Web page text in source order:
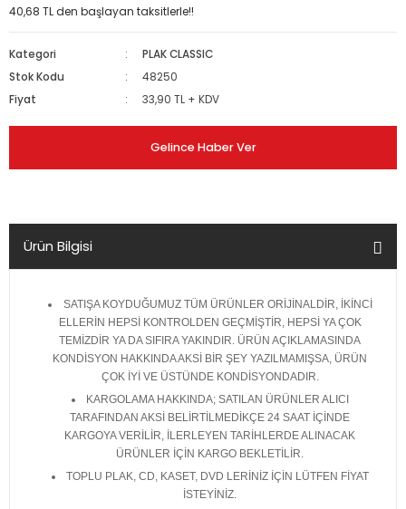
40,68 TL den başlayan taksitlerle!!
Kategori
PLAK CLASSIC
Stok Kodu
48250
Fiyat
33,90 TL + KDV
Gelince Haber Ver
Ürün Bilgisi
SATIŞA KOYDUĞUMUZ TÜM ÜRÜNLER ORİJİNALDİR, İKİNCİ
ELLERİN HEPSİ KONTROLDEN GEÇMİŞTİR, HEPSİ YA ÇOK
TEMİZDİR YA DA SIFIRA YAKINDIR. ÜRÜN AÇIKLAMASINDA
KONDİSYON HAKKINDA AKSİ BİR ŞEY YAZILMAMIŞSA, ÜRÜN
ÇOK İYİ VE ÜSTÜNDE KONDİSYONDADIR.
KARGOLAMA HAKKINDA; SATILAN ÜRÜNLER ALICI
TARAFINDAN AKSİ BELİRTİLMEDİKÇE 24 SAAT İÇİNDE
KARGOYA VERİLİR, İLERLEYEN TARİHLERDE ALINACAK
ÜRÜNLER İÇİN KARGO BEKLETİLİR.
TOPLU PLAK, CD, KASET, DVD LERİNİZ İÇİN LÜTFEN FİYAT
İSTEYİNİZ.